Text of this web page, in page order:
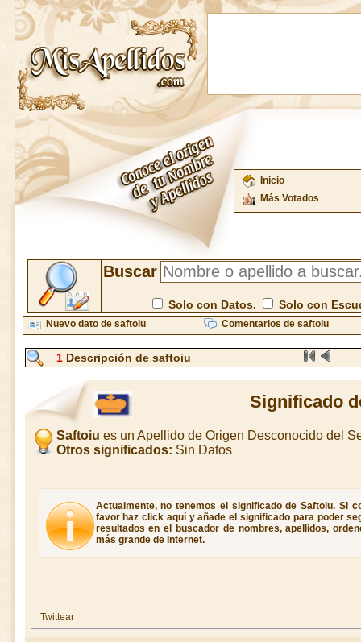
Inicio
Más Votados
Buscar
Solo con Datos. Solo con
Nuevo dato de saftoiu Comentarios de saftoiu
1 Descripción de saftoiu
Significado
Saftoiu es un Apellido de Origen Desconocido del
Otros significados: Sin Datos
Actualmente, no tenemos el significado de Saftoiu. Si
favor haz click aquí y añade el significado para poder
resultados en el buscador de nombres, apellidos,
más grande de Internet.
Twittear